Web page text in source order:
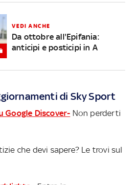
VEDI ANCHE
Da ottobre all'Epifania:
anticipi e posticipi in A
di Sky Sport
Google Discover- Non perderti
che devi sapere? Le trovi sul